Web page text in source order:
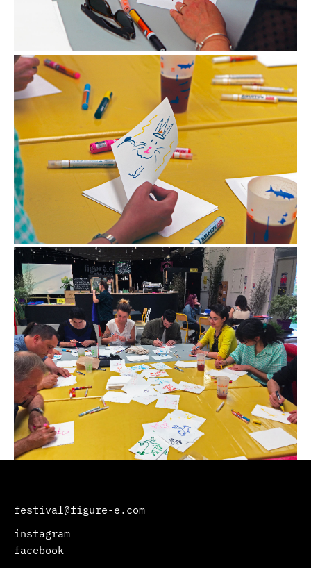
festival@figure-e.com
instagram
facebook